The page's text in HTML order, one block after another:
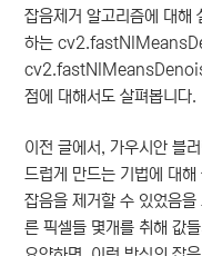
잡음제거 알고리즘에 대
하는
점에 대해서도 살펴봅니다.
이전 글에서, 가우시안 블
드럽게 만드는 기법에 대
잡음을 제거할 수 있었음
른 픽셀들 몇개를 취해 값